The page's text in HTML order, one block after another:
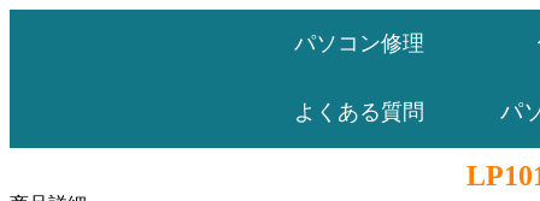
パソコン修理
よくある質問 パ